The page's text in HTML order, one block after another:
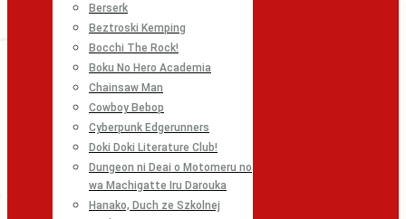
Berserk
Beztroski Kemping
Bocchi The Rock!
Boku No Hero Academia
Chainsaw Man
Cowboy Bebop
Cyberpunk Edgerunners
Doki Doki Literature Club!
Dungeon ni Deai o Motomeru no
wa Machigatte Iru Darouka
Hanako, Duch ze Szkolnej